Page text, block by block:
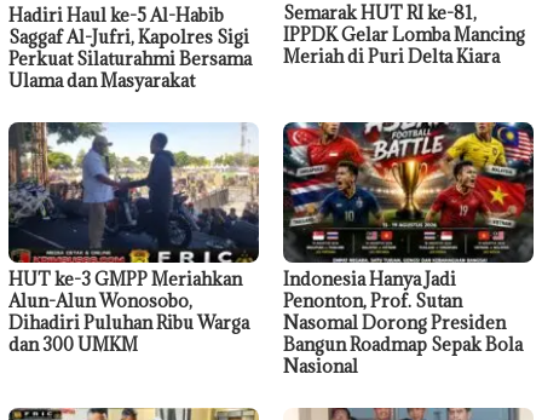
Hadiri Haul ke-5 Al-Habib
Saggaf Al-Jufri, Kapolres Sigi
Perkuat Silaturahmi Bersama
Ulama dan Masyarakat
Semarak HUT RI ke-81,
IPPDK Gelar Lomba Mancing
Meriah di Puri Delta Kiara
HUT ke-3 GMPP Meriahkan
Alun-Alun Wonosobo,
Dihadiri Puluhan Ribu Warga
dan 300 UMKM
Indonesia Hanya Jadi
Penonton, Prof. Sutan
Nasomal Dorong Presiden
Bangun Roadmap Sepak Bola
Nasional